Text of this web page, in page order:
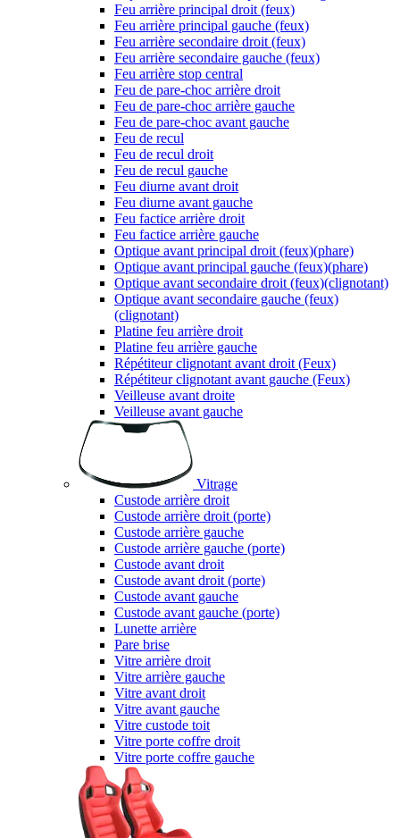
Feu arrière principal droit (feux)
Feu arrière principal gauche (feux)
Feu arrière secondaire droit (feux)
Feu arrière secondaire gauche (feux)
Feu arrière stop central
Feu de pare-choc arrière droit
Feu de pare-choc arrière gauche
Feu de pare-choc avant gauche
Feu de recul
Feu de recul droit
Feu de recul gauche
Feu diurne avant droit
Feu diurne avant gauche
Feu factice arrière droit
Feu factice arrière gauche
Optique avant principal droit (feux)(phare)
Optique avant principal gauche (feux)(phare)
Optique avant secondaire droit (feux)(clignotant)
Optique avant secondaire gauche (feux)
(clignotant)
Platine feu arrière droit
Platine feu arrière gauche
Répétiteur clignotant avant droit (Feux)
Répétiteur clignotant avant gauche (Feux)
Veilleuse avant droite
Veilleuse avant gauche
Vitrage
Custode arrière droit
Custode arrière droit (porte)
Custode arrière gauche
Custode arrière gauche (porte)
Custode avant droit
Custode avant droit (porte)
Custode avant gauche
Custode avant gauche (porte)
Lunette arrière
Pare brise
Vitre arrière droit
Vitre arrière gauche
Vitre avant droit
Vitre avant gauche
Vitre custode toit
Vitre porte coffre droit
Vitre porte coffre gauche